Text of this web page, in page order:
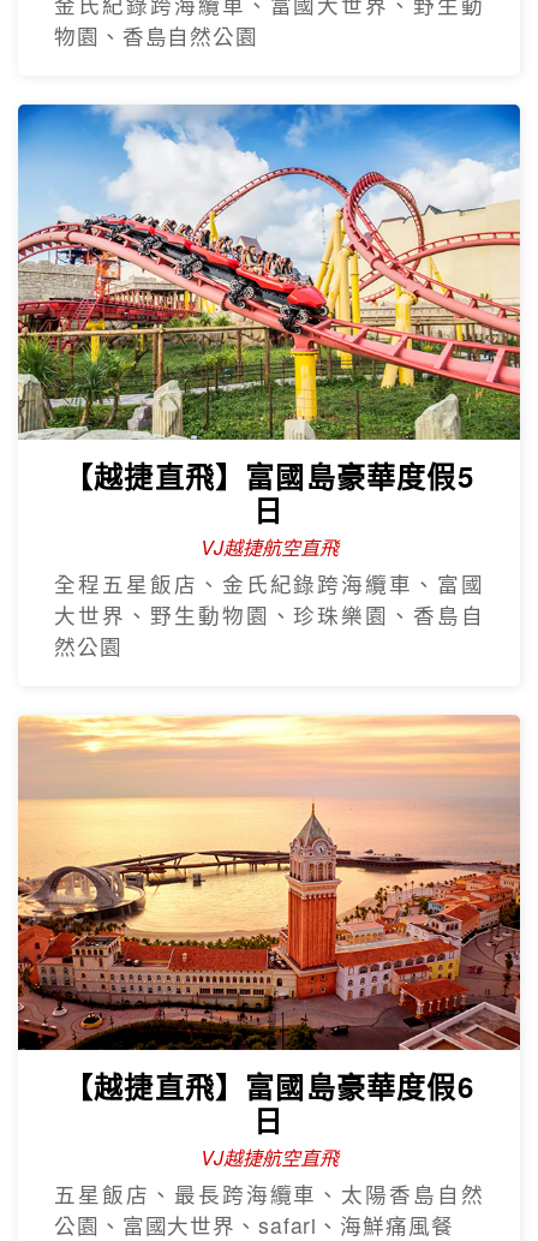
物園、香島自然公園
【越捷直飛】富國島豪華度假5
日
VJ越捷航空直飛
全程五星飯店、金氏紀錄跨海纜車、富國
大世界、野生動物園、珍珠樂園、香島自
然公園
【越捷直飛】富國島豪華度假6
日
VJ越捷航空直飛
五星飯店、最長跨海纜車、太陽香島自然
公園、富國大世界、safari、海鮮痛風餐